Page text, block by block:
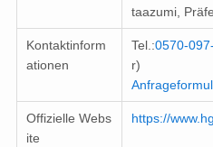
taazumi,
Kontaktinform
ationen
Tel.:0570-
r)
Offizielle Webs
ite
https://